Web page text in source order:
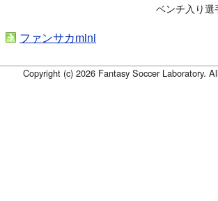
ベンチ入り選
ファンサカmini
Copyright (c) 2026 Fantasy Soccer Laboratory.